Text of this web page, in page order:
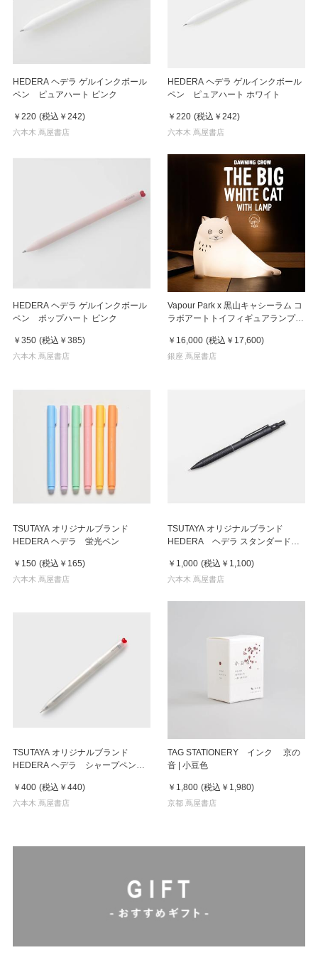
HEDERA ヘデラ ゲルインクボール
ペン ピュアハート ピンク
￥220 (税込 ￥242)
六本木 蔦屋書店
HEDERA ヘデラ ゲルインクボール
ペン ピュアハート ホワイト
￥220 (税込 ￥242)
六本木 蔦屋書店
HEDERA ヘデラ ゲルインクボール
ペン ポップハート ピンク
￥350 (税込 ￥385)
六本木 蔦屋書店
Vapour Park x 黒山キャシーラム コ
ラボアートトイフィギュアランプ
LAMP》 黑山Kathy Lam
￥16,000 (税込 ￥17,600)
銀座 蔦屋書店
TSUTAYA オリジナルブランド
HEDERA ヘデラ 蛍光ペン
￥150 (税込 ￥165)
六本木 蔦屋書店
TSUTAYA オリジナルブランド
HEDERA ヘデラ スタンダード製
￥1,000 (税込 ￥1,100)
六本木 蔦屋書店
TSUTAYA オリジナルブランド
HEDERA ヘデラ シャープペンシ
￥400 (税込 ￥440)
六本木 蔦屋書店
TAG STATIONERY インク 京の
音 | 小豆色
￥1,800 (税込 ￥1,980)
京都 蔦屋書店